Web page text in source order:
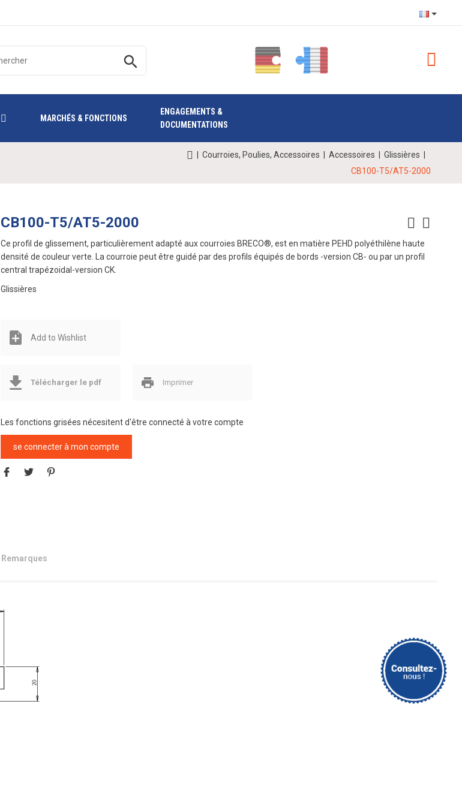
search
MARCHÉS & FONCTIONS
ENGAGEMENTS &
DOCUMENTATIONS
Courroies, Poulies, Accessoires Accessoires Glissières
CB100-T5/AT5-2000
CB100-T5/AT5-2000
Ce profil de glissement, particulièrement adapté aux courroies BRECO®, est en matière PEHD polyéthilène haute
densité de couleur verte. La courroie peut être guidé par des profils équipés de bords -version CB- ou par un profil
central trapézoidal-version CK.
Glissières
Add to Wishlist
Télécharger le pdf Imprimer
Les fonctions grisées nécesitent d'être connecté à votre compte
se connecter à mon compte
Remarques